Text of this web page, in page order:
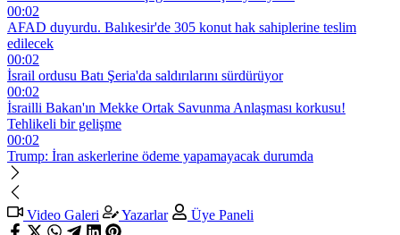
00:02
AFAD duyurdu. Balıkesir'de 305 konut hak sahiplerine teslim
edilecek
00:02
İsrail ordusu Batı Şeria'da saldırılarını sürdürüyor
00:02
İsrailli Bakan'ın Mekke Ortak Savunma Anlaşması korkusu!
Tehlikeli bir gelişme
00:02
Trump: İran askerlerine ödeme yapamayacak durumda
Video Galeri Yazarlar Üye Paneli